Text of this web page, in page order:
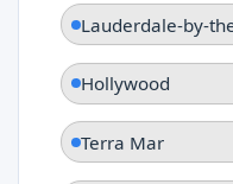
Lauderdale-by-
Hollywood
Terra Mar